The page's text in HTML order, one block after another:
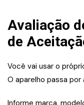
Avaliação
de
Você vai usar o
O aparelho passa